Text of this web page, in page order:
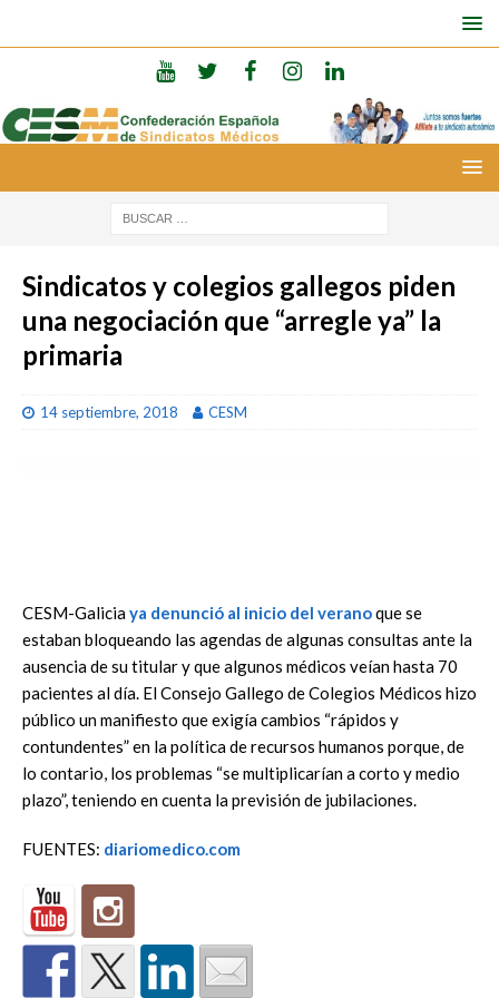
Sindicatos y colegios gallegos piden
una negociación que “arregle ya” la
primaria
14 septiembre, 2018 CESM
CESM-Galiciaya denunció al inicio del veranoque se
estaban bloqueando las agendas de algunas consultas ante la
ausencia de su titular y que algunos médicos veían hasta 70
pacientes al día. El Consejo Gallego de Colegios Médicos hizo
público un manifiesto que exigía cambios “rápidos y
contundentes” en la política de recursos humanos porque, de
lo contario, los problemas “se multiplicarían a corto y medio
plazo”, teniendo en cuenta la previsión de jubilaciones.
FUENTES: diariomedico.com